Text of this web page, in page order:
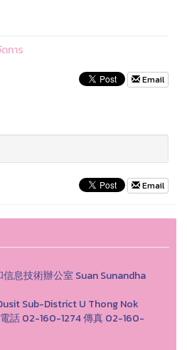
การ
Email
Email
息技術辦公室 Suan Sunandha
Sub-District U Thong Nok
電話 02-160-1274 傳真 02-160-